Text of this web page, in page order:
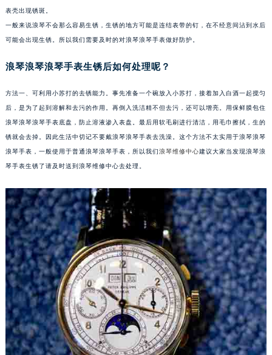
表壳出现锈斑。
一般来说浪琴不会那么容易生锈，生锈的地方可能是连结表带的钉，在不经意间沾到水后
可能会出现生锈。所以我们需要及时的对浪琴浪琴手表做好防护。
浪琴浪琴浪琴手表生锈后如何处理呢？
方法一、可利用小苏打的去锈能力。事先准备一个碗放入小苏打，接着加入白酒一起搅匀
后，是为了起到溶解和去污的作用。再倒入洗洁精不但去污，还可以增亮。用保鲜膜包住
浪琴浪琴浪琴手表底盘，防止溶液渗入表盘。最后用软毛刷进行清洁，用毛巾擦拭，生的
锈就会去掉。因此生活中切记不要戴浪琴浪琴手表去洗澡。这个方法不太实用于浪琴浪琴
浪琴手表，一般使用于普通浪琴浪琴手表，所以我们浪琴维修中心建议大家当发现浪琴浪
琴手表生锈了请及时送到浪琴维修中心去处理。